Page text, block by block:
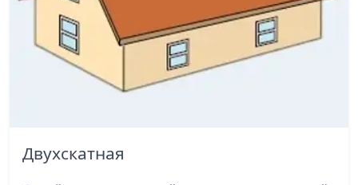
Двухскатная